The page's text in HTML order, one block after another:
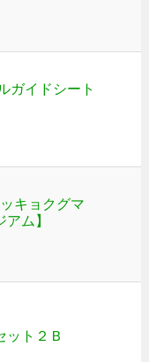
ガイドシート
キョクグマ
アム】
ット２Ｂ